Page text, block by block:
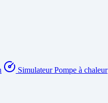
Simulateur Pompe à chaleur